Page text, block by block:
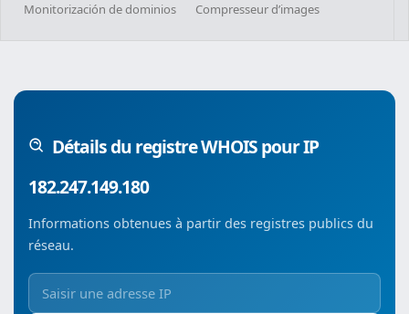
Monitorización de dominios Compresseur d’images
Détails du registre WHOIS pour IP
182.247.149.180
Informations obtenues à partir des registres publics du
réseau.